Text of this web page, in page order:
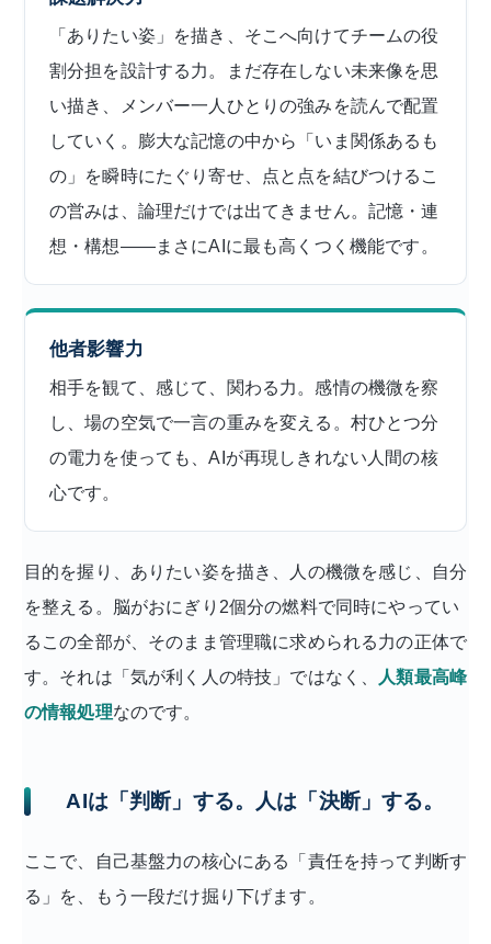
「ありたい姿」を描き、そこへ向けてチームの役
割分担を設計する力。まだ存在しない未来像を思
い描き、メンバー一人ひとりの強みを読んで配置
していく。膨大な記憶の中から「いま関係あるも
の」を瞬時にたぐり寄せ、点と点を結びつけるこ
の営みは、論理だけでは出てきません。記憶・連
想・構想——まさにAIに最も高くつく機能です。
他者影響力
相手を観て、感じて、関わる力。感情の機微を察
し、場の空気で一言の重みを変える。村ひとつ分
の電力を使っても、AIが再現しきれない人間の核
心です。
目的を握り、ありたい姿を描き、人の機微を感じ、自分
を整える。脳がおにぎり2個分の燃料で同時にやってい
るこの全部が、そのまま管理職に求められる力の正体で
す。それは「気が利く人の特技」ではなく、
人類最高峰
の情報処理なのです。
AIは「判断」する。人は「決断」する。
ここで、自己基盤力の核心にある「責任を持って判断す
る」を、もう一段だけ掘り下げます。